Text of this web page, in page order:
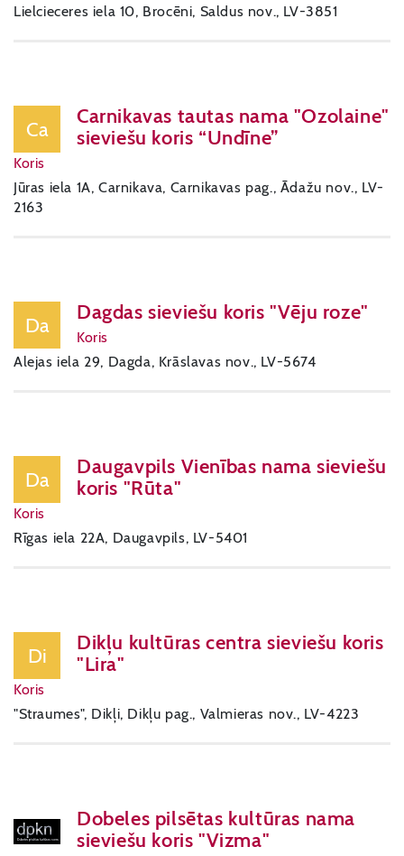
Lielcieceres iela 10, Brocēni, Saldus nov., LV-3851
Ca
Carnikavas tautas nama "Ozolaine"
sieviešu koris “Undīne”
Koris
Jūras iela 1A, Carnikava, Carnikavas pag., Ādažu nov., LV-
2163
Da
Dagdas sieviešu koris "Vēju roze"
Koris
Alejas iela 29, Dagda, Krāslavas nov., LV-5674
Da
Daugavpils Vienības nama sieviešu
koris "Rūta"
Koris
Rīgas iela 22A, Daugavpils, LV-5401
Di
Dikļu kultūras centra sieviešu koris
"Lira"
Koris
"Straumes", Dikļi, Dikļu pag., Valmieras nov., LV-4223
Dobeles pilsētas kultūras nama
sieviešu koris "Vizma"